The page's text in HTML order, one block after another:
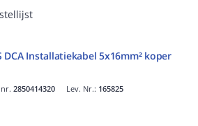
DCA Installatiekabel 5x16mm² koper
2850414320 Lev. Nr.: 165825